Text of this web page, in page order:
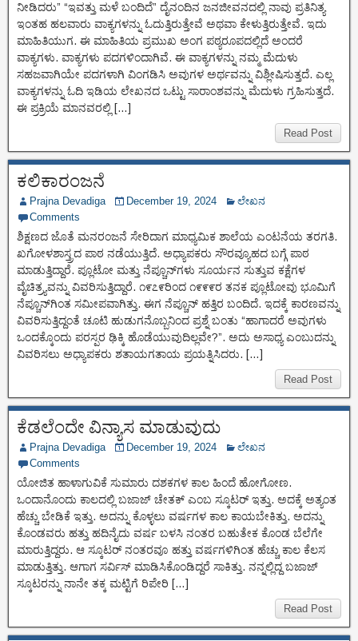
ನೀಡಿದರು” “ಇವತ್ತು ಮಳೆ ಬಂದಿದೆ” ದೈನಂದಿನ ಜನಜೀವನದಲ್ಲಿ ನಾವು ಪ್ರತಿನಿತ್ಯ
ಇಂತಹ ಹಲವಾರು ವಾಕ್ಯಗಳನ್ನು ಓದುತ್ತಿರುತ್ತೇವೆ ಅಥವಾ ಕೇಳುತ್ತಿರುತ್ತೇವೆ. ಇದು
ಮಾಹಿತಿಯುಗ. ಈ ಮಾಹಿತಿಯ ಪ್ರಮುಖ ಅಂಗ ಪಠ್ಯರೂಪದಲ್ಲಿದೆ ಅಂದರೆ
ವಾಕ್ಯಗಳು. ವಾಕ್ಯಗಳು ಪದಗಳಿಂದಾಗಿವೆ. ಈ ವಾಕ್ಯಗಳನ್ನು ನಮ್ಮ ಮೆದುಳು
ಸಹಜವಾಗಿಯೇ ಪದಗಳಾಗಿ ವಿಂಗಡಿಸಿ ಅವುಗಳ ಅರ್ಥವನ್ನು ವಿಶ್ಲೀಷಿಸುತ್ತದೆ. ಎಲ್ಲ
ವಾಕ್ಯಗಳನ್ನು ಓದಿ ಇಡಿಯ ಲೇಖನದ ಒಟ್ಟು ಸಾರಾಂಶವನ್ನು ಮೆದುಳು ಗ್ರಹಿಸುತ್ತದೆ.
ಈ ಪ್ರಕ್ರಿಯೆ ಮಾನವರಲ್ಲಿ […]
Read Post
ಕಲಿಕಾರಂಜನೆ
Prajna Devadiga December 19, 2024
ಲೇಖನ
Comments
ಶಿಕ್ಷಣದ ಜೊತೆ ಮನರಂಜನೆ ಸೇರಿದಾಗ ಮಾಧ್ಯಮಿಕ ಶಾಲೆಯ ಎಂಟನೆಯ ತರಗತಿ.
ಖಗೋಳಶಾಸ್ತ್ರದ ಪಾಠ ನಡೆಯುತ್ತಿದೆ. ಅಧ್ಯಾಪಕರು ಸೌರವ್ಯೂಹದ ಬಗ್ಗೆ ಪಾಠ
ಮಾಡುತ್ತಿದ್ದಾರೆ. ಪ್ಲೂಟೋ ಮತ್ತು ನೆಪ್ಚೂನ್‌ಗಳು ಸೂರ್ಯನ ಸುತ್ತುವ ಕಕ್ಷೆಗಳ
ವೈಚಿತ್ರ್ಯವನ್ನು ವಿವರಿಸುತ್ತಿದ್ದಾರೆ. ೧೯೭೯ರಿಂದ ೧೯೯೯ರ ತನಕ ಪ್ಲೂಟೋವು ಭೂಮಿಗೆ
ನೆಪ್ಚೂನ್‌ಗಿಂತ ಸಮೀಪವಾಗಿತ್ತು. ಈಗ ನೆಪ್ಚೂನ್ ಹತ್ತಿರ ಬಂದಿದೆ. ಇದಕ್ಕೆ ಕಾರಣವನ್ನು
ವಿವರಿಸುತ್ತಿದ್ದಂತೆ ಚೂಟಿ ಹುಡುಗನೊಬ್ಬನಿಂದ ಪ್ರಶ್ನೆ ಬಂತು “ಹಾಗಾದರೆ ಅವುಗಳು
ಒಂದಕ್ಕೊಂದು ಪರಸ್ಪರ ಢಿಕ್ಕಿ ಹೊಡೆಯುವುದಿಲ್ಲವೇ?”. ಅದು ಅಸಾಧ್ಯ ಎಂಬುದನ್ನು
ವಿವರಿಸಲು ಅಧ್ಯಾಪಕರು ಶತಾಯಗತಾಯ ಪ್ರಯತ್ನಿಸಿದರು. […]
Read Post
ಕೆಡಲೆಂದೇ ವಿನ್ಯಾಸ ಮಾಡುವುದು
Prajna Devadiga December 19, 2024
ಲೇಖನ
Comments
ಯೋಜಿತ ಹಾಳಾಗುವಿಕೆ ಸುಮಾರು ದಶಕಗಳ ಕಾಲ ಹಿಂದೆ ಹೋಗೋಣ.
ಒಂದಾನೊಂದು ಕಾಲದಲ್ಲಿ ಬಜಾಜ್ ಚೇತಕ್ ಎಂಬ ಸ್ಕೂಟರ್ ಇತ್ತು. ಅದಕ್ಕೆ ಅತ್ಯಂತ
ಹೆಚ್ಚು ಬೇಡಿಕೆ ಇತ್ತು. ಅದನ್ನು ಕೊಳ್ಳಲು ವರ್ಷಗಳ ಕಾಲ ಕಾಯಬೇಕಿತ್ತು. ಅದನ್ನು
ಕೊಂಡವರು ಹತ್ತು ಹದಿನೈದು ವರ್ಷ ಬಳಸಿ ನಂತರ ಬಹುತೇಕ ಕೊಂಡ ಬೆಲೆಗೇ
ಮಾರುತ್ತಿದ್ದರು. ಆ ಸ್ಕೂಟರ್ ನಂತರವೂ ಹತ್ತು ವರ್ಷಗಳಿಗಿಂತ ಹೆಚ್ಚು ಕಾಲ ಕೆಲಸ
ಮಾಡುತ್ತಿತ್ತು. ಆಗಾಗ ಸರ್ವಿಸ್ ಮಾಡಿಸಿಕೊಂಡಿದ್ದರೆ ಸಾಕಿತ್ತು. ನನ್ನಲ್ಲಿದ್ದ ಬಜಾಜ್
ಸ್ಕೂಟರನ್ನು ನಾನೇ ತಕ್ಕ ಮಟ್ಟಿಗೆ ರಿಪೇರಿ […]
Read Post